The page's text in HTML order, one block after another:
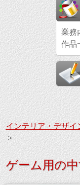
業務
作品
インテリア・デザイ
>
ゲーム用の